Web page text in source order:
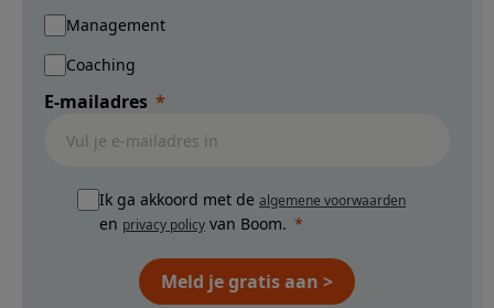
Management
Coaching
E-mailadres
Ik ga akkoord met de algemene voorwaarden
en privacy policy van Boom.
Meld je gratis aan >